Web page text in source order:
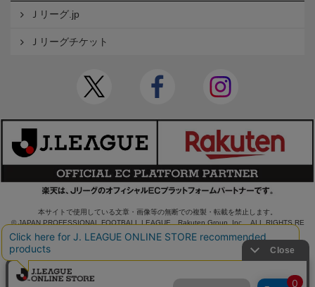
Ｊリーグ.jp
Ｊリーグチケット
本サイトで使用している文章・画像等の無断での複製・転載を禁止します。
© JAPAN PROFESSIONAL FOOTBALL LEAGUE Rakuten Group, Inc. ALL RIGHTS RE
SERVED.